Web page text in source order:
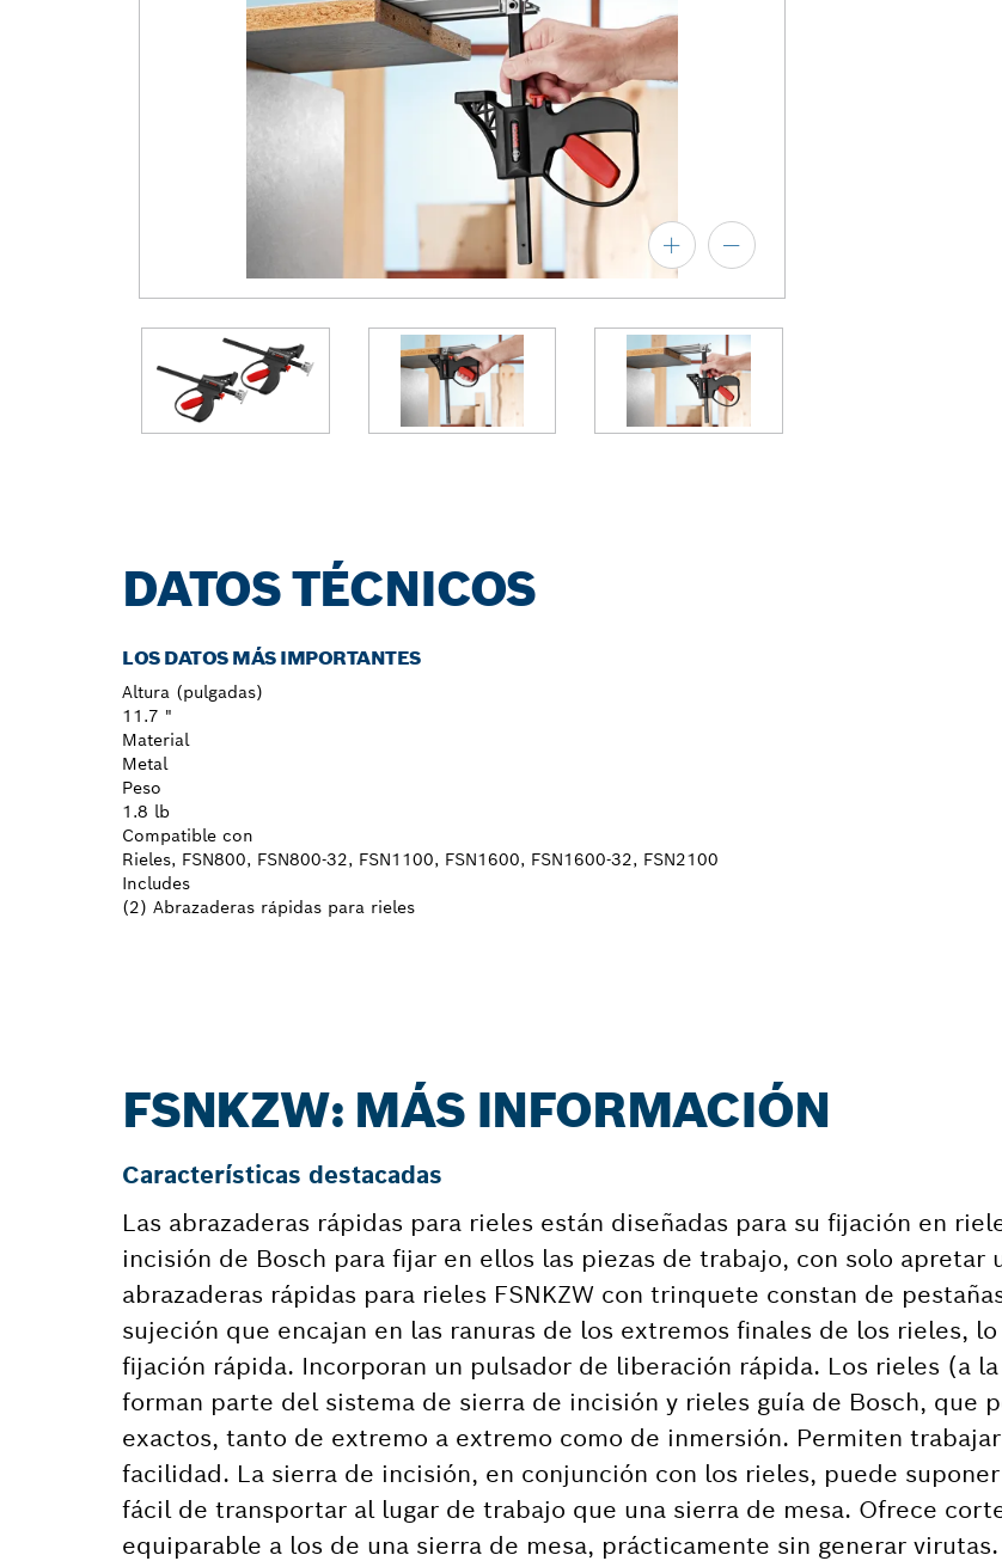
DATOS TÉCNICOS
LOS DATOS MÁS IMPORTANTES
Altura (pulgadas)
11.7 "
Material
Metal
Peso
1.8 lb
Compatible con
Rieles, FSN800, FSN800-32, FSN1100, FSN1600, FSN1600-32, FSN2100
Includes
(2) Abrazaderas rápidas para rieles
FSNKZW: MÁS INFORMACIÓN
Características destacadas
Las abrazaderas rápidas para rieles están diseñadas para su fijación en
incisión de Bosch para fijar en ellos las piezas de trabajo, con solo apretar
abrazaderas rápidas para rieles FSNKZW con trinquete constan de
sujeción que encajan en las ranuras de los extremos finales de los rieles,
fijación rápida. Incorporan un pulsador de liberación rápida. Los rieles (a
forman parte del sistema de sierra de incisión y rieles guía de Bosch, que
exactos, tanto de extremo a extremo como de inmersión. Permiten
facilidad. La sierra de incisión, en conjunción con los rieles, puede
fácil de transportar al lugar de trabajo que una sierra de mesa. Ofrece
equiparable a los de una sierra de mesa, prácticamente sin generar virutas.